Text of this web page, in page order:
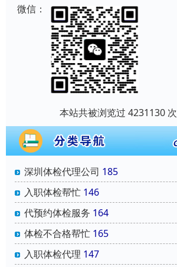
微信：
本站共被浏览过 4231130 次
深圳体检代理公司 185
入职体检帮忙 146
代预约体检服务 164
体检不合格帮忙 165
入职体检代理 147